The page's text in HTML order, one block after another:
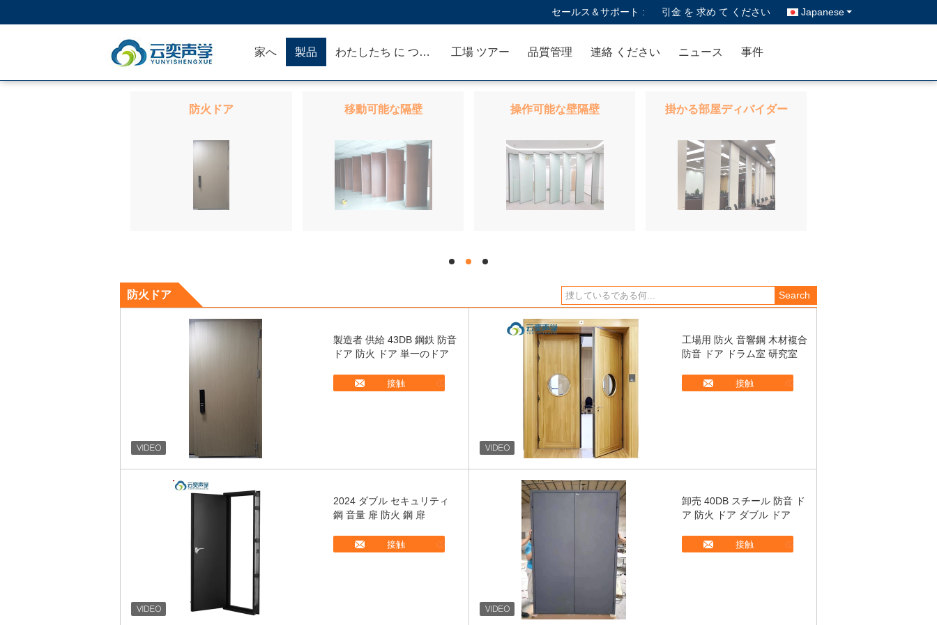
セールス＆サポート : 引金 を 求め て ください Japanese
家へ 製品 わたしたち に つい て 工場 ツアー 品質管理 連絡 ください ニュース 事件
防火ドア 移動可能な隔壁 操作可能な壁隔壁 掛かる部屋ディバイダー
hd hd hd
防火ドア
製造者 供給 43DB 鋼鉄 防音
ドア 防火 ドア 単一のドア
接触
工場用 防火 音響鋼 木材複合
防音 ドア ドラム室 研究室
接触
2024 ダブル セキュリティ
鋼 音量 扉 防火 鋼 扉
接触
卸売 40DB スチール 防音 ド
ア 防火 ドア ダブル ドア
接触